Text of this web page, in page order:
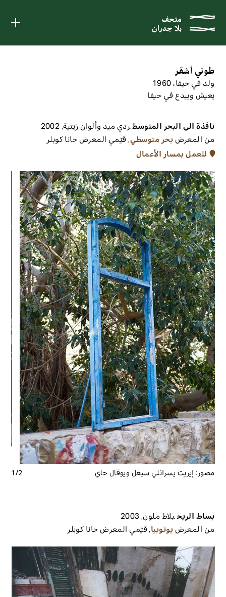
متحف
بلا جدران
متحف
بلا جدران
طوني أشقر
ولد في حيفا، 1960
يعيش ويبدع في حيفا
نافذة الى البحر المتوسطردي ميد وألوان زيتية,
2002
من المعرضبحر متوسطي,قيّمي المعرضحانا كوبلر
للعمل بمسار الأعمال
مصور:إيريت يسرائلي سيغل ويوفال حاي 1/2
بساط الريحبلاط ملون,
2003
من المعرضيوتوبيا,قيّمي المعرضحانا كوبلر